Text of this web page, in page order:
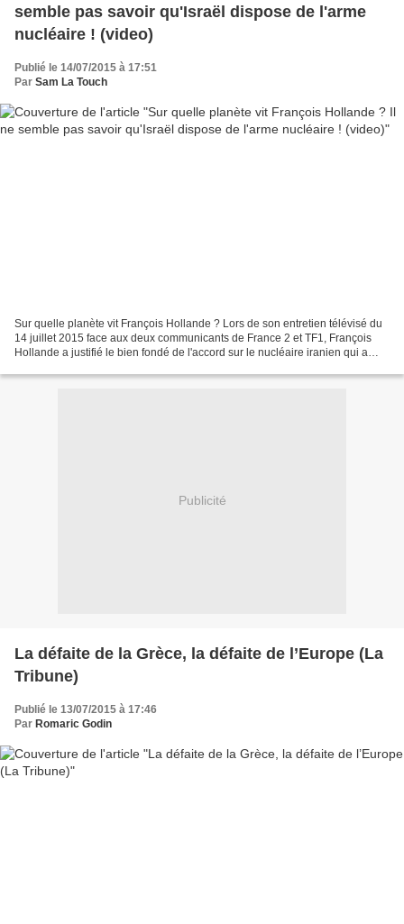
semble pas savoir qu'Israël dispose de l'arme
nucléaire ! (video)
Publié le 14/07/2015 à 17:51
Par Sam La Touch
Sur quelle planète vit François Hollande ? Lors de son entretien télévisé du
14 juillet 2015 face aux deux communicants de France 2 et TF1, François
Hollande a justifié le bien fondé de l'accord sur le nucléaire iranien qui a
Publicité
La défaite de la Grèce, la défaite de l’Europe (La
Tribune)
Publié le 13/07/2015 à 17:46
Par Romaric Godin